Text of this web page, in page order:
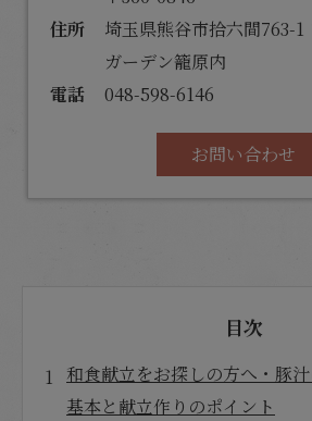
住所
埼玉県熊谷市拾六間763-1
ガーデン籠原内
電話
048-598-6146
お問い合わせ
目次
和食献立をお探しの方へ・豚
基本と献立作りのポイント